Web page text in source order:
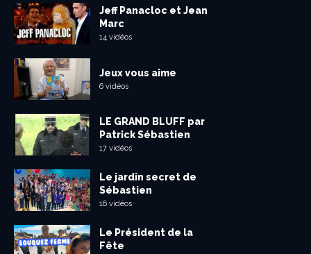
Jeff Panacloc et Jean
Marc
14 vidéos
Jeux vous aime
6 vidéos
LE GRAND BLUFF par
Patrick Sébastien
17 vidéos
Le jardin secret de
Sébastien
16 vidéos
Le Président de la
Fête